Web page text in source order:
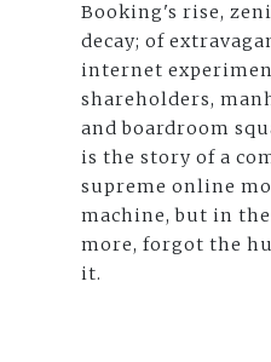
Booking's rise,
decay; of
internet
shareholders,
and boardroom
is the story of a
supreme online
machine, but in
more, forgot the
it.